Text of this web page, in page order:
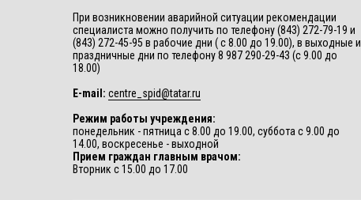
При возникновении аварийной ситуации рекомендации
специалиста можно получить по телефону (843) 272-79-19 и
(843) 272-45-95 в рабочие дни ( с 8.00 до 19.00), в выходные и
праздничные дни по телефону 8 987 290-29-43 (с 9.00 до
18.00)
E-mail: centre_spid@tatar.ru
Режим работы учреждения:
понедельник - пятница с 8.00 до 19.00, суббота с 9.00 до
14.00, воскресенье - выходной
Прием граждан главным врачом:
Вторник с 15.00 до 17.00